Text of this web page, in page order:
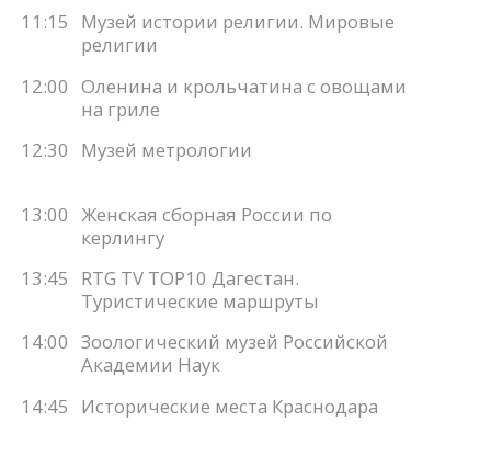
11:15
Музей истории религии. Мировые
религии
12:00 Оленина и крольчатина с овощами
на гриле
12:30
Музей метрологии
13:00
Женская сборная России по
керлингу
13:45
RTG TV TOP10 Дагестан.
Туристические маршруты
14:00 Зоологический музей Российской
Академии Наук
14:45
Исторические места Краснодара